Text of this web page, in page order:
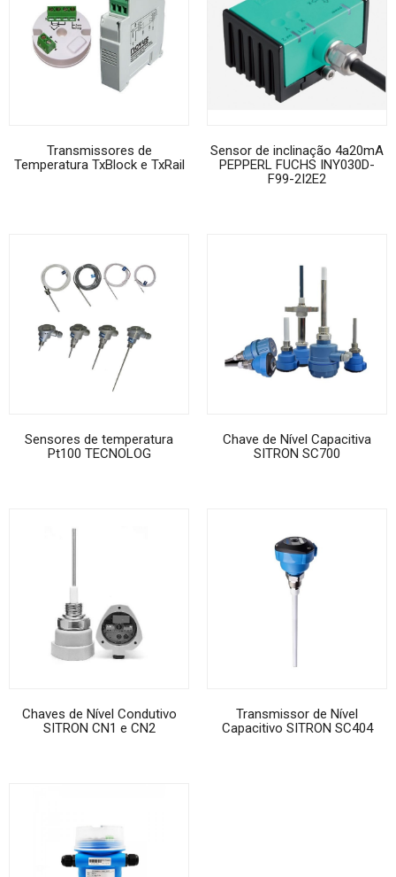
Transmissores de
Temperatura TxBlock e TxRail
Sensor de inclinação 4a20mA
PEPPERL FUCHS INY030D-
F99-2I2E2
Sensores de temperatura
Pt100 TECNOLOG
Chave de Nível Capacitiva
SITRON SC700
Chaves de Nível Condutivo
SITRON CN1 e CN2
Transmissor de Nível
Capacitivo SITRON SC404